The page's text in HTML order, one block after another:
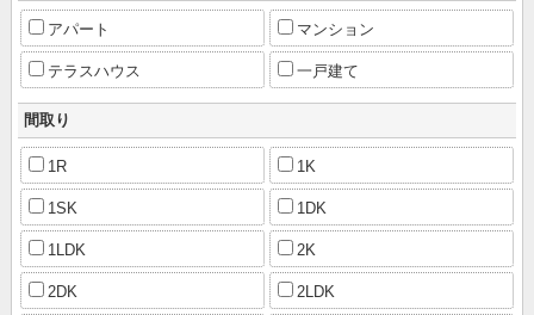
アパート マンション
テラスハウス 一戸建て
間取り
1R 1K
1SK 1DK
1LDK 2K
2DK 2LDK